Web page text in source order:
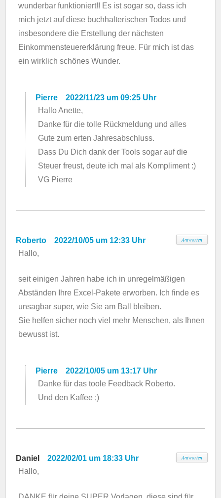
wunderbar funktioniert!! Es ist sogar so, dass ich
mich jetzt auf diese buchhalterischen Todos und
insbesondere die Erstellung der nächsten
Einkommensteuererklärung freue. Für mich ist das
ein wirklich schönes Wunder.
Pierre
2022/11/23 um 09:25 Uhr
Hallo Anette,
Danke für die tolle Rückmeldung und alles
Gute zum erten Jahresabschluss.
Dass Du Dich dank der Tools sogar auf die
Steuer freust, deute ich mal als Kompliment :)
VG Pierre
Roberto
2022/10/05 um 12:33 Uhr
Hallo,
seit einigen Jahren habe ich in unregelmäßigen
Abständen Ihre Excel-Pakete erworben. Ich finde es
unsagbar super, wie Sie am Ball bleiben.
Sie helfen sicher noch viel mehr Menschen, als Ihnen
bewusst ist.
Antworten
Pierre
2022/10/05 um 13:17 Uhr
Danke für das toole Feedback Roberto.
Und den Kaffee ;)
Daniel
2022/02/01 um 18:33 Uhr
Hallo,
Antworten